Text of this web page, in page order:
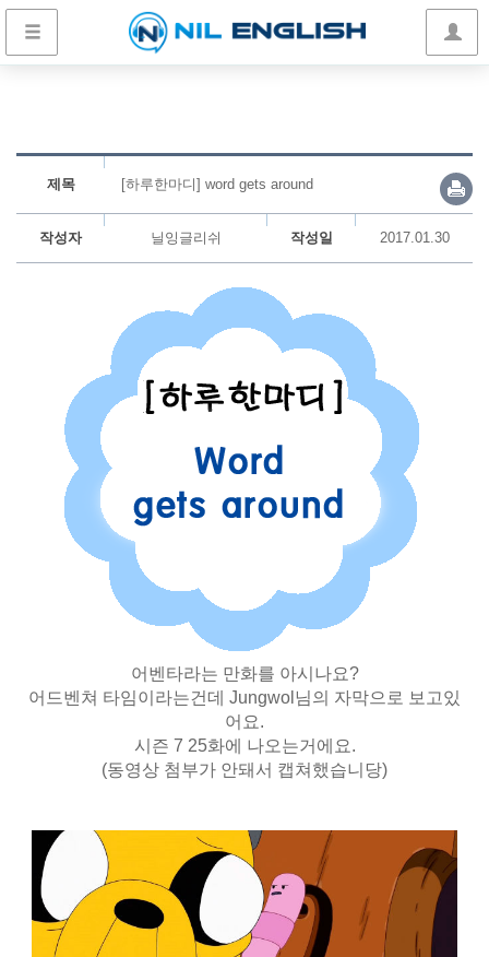
제목 [하루한마디] word gets around
작성자 닐잉글리쉬 작성일 2017.01.30
어벤타라는 만화를 아시나요?
어드벤쳐 타임이라는건데 Jungwol님의 자막으로 보고있
어요.
시즌 7 25화에 나오는거에요.
(동영상 첨부가 안돼서 캡쳐했습니당)